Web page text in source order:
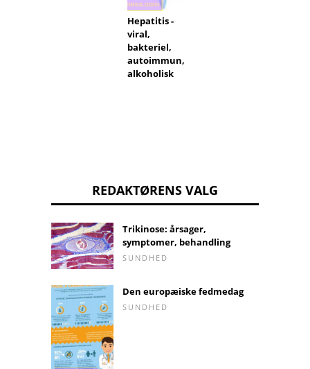
Hepatitis -
viral,
bakteriel,
autoimmun,
alkoholisk
REDAKTØRENS VALG
Trikinose: årsager,
symptomer, behandling
SUNDHED
Den europæiske fedmedag
SUNDHED